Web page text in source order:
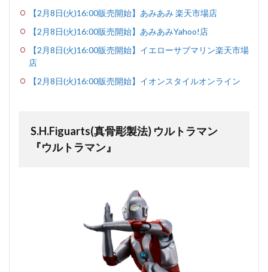
【2月8日(火)16:00販売開始】あみあみ 楽天市場店
【2月8日(火)16:00販売開始】あみあみYahoo!店
【2月8日(火)16:00販売開始】イエローサブマリン楽天市場
店
【2月8日(火)16:00販売開始】イオンスタイルオンライン
S.H.Figuarts(真骨彫製法) ウルトラマン
『ウルトラマン』